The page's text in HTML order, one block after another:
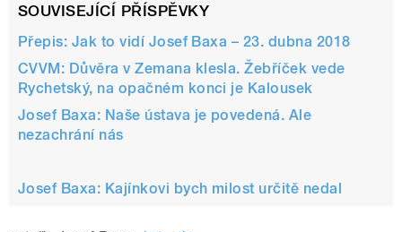
SOUVISEJÍCÍ PŘÍSPĚVKY
Přepis: Jak to vidí Josef Baxa – 23. dubna 2018
CVVM: Důvěra v Zemana klesla. Žebříček vede
Rychetský, na opačném konci je Kalousek
Josef Baxa: Naše ústava je povedená. Ale
nezachrání nás
Josef Baxa: Kajínkovi bych milost určitě nedal